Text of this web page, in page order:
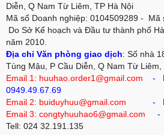
Diễn, Q Nam Từ Liêm, TP Hà Nội
Mã số Doanh nghiệp: 0104509289 - Mã
Do Sở Kế hoạch và Đầu tư thành phố
năm 2010.
Địa chỉ Văn phòng giao dịch: Số nhà
Tùng Mậu, P Cầu Diễn, Q Nam Từ Liêm,
Email 1: huuhao.order1@gmail.com -
0949.49.67.69
Email 2: buiduyhuu@gmail.com -
Email 3: congtyhuuhao6@gmail.com
-
Tell: 024 32.191.135